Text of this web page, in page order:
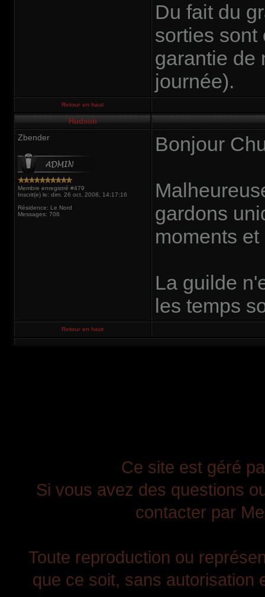
Du fait du
sorties sont
garantie de
journée).
Retour en haut
Hudson
Zbender
Membre enregistré #479
Inscrit(e) le: dim. 26 oct. 2008, 14:17:16
Résidence: Le Nord
Messages: 706
Bonjour
gardons
moments
La guilde
les temps
Retour en haut
Ce site est géré
Si vous avez des questions
contacter par
Toute reproduction ou
que ce soit, sans autorisation